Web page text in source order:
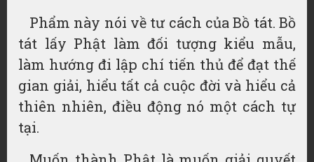
Phẩm này nói về tư cách của Bồ tát. Bồ
tát lấy Phật làm đối tượng kiểu mẫu,
làm hướng đi lập chí tiến thủ để đạt thế
gian giải, hiểu tất cả cuộc đời và hiểu cả
thiên nhiên, điều động nó một cách tự
tại.